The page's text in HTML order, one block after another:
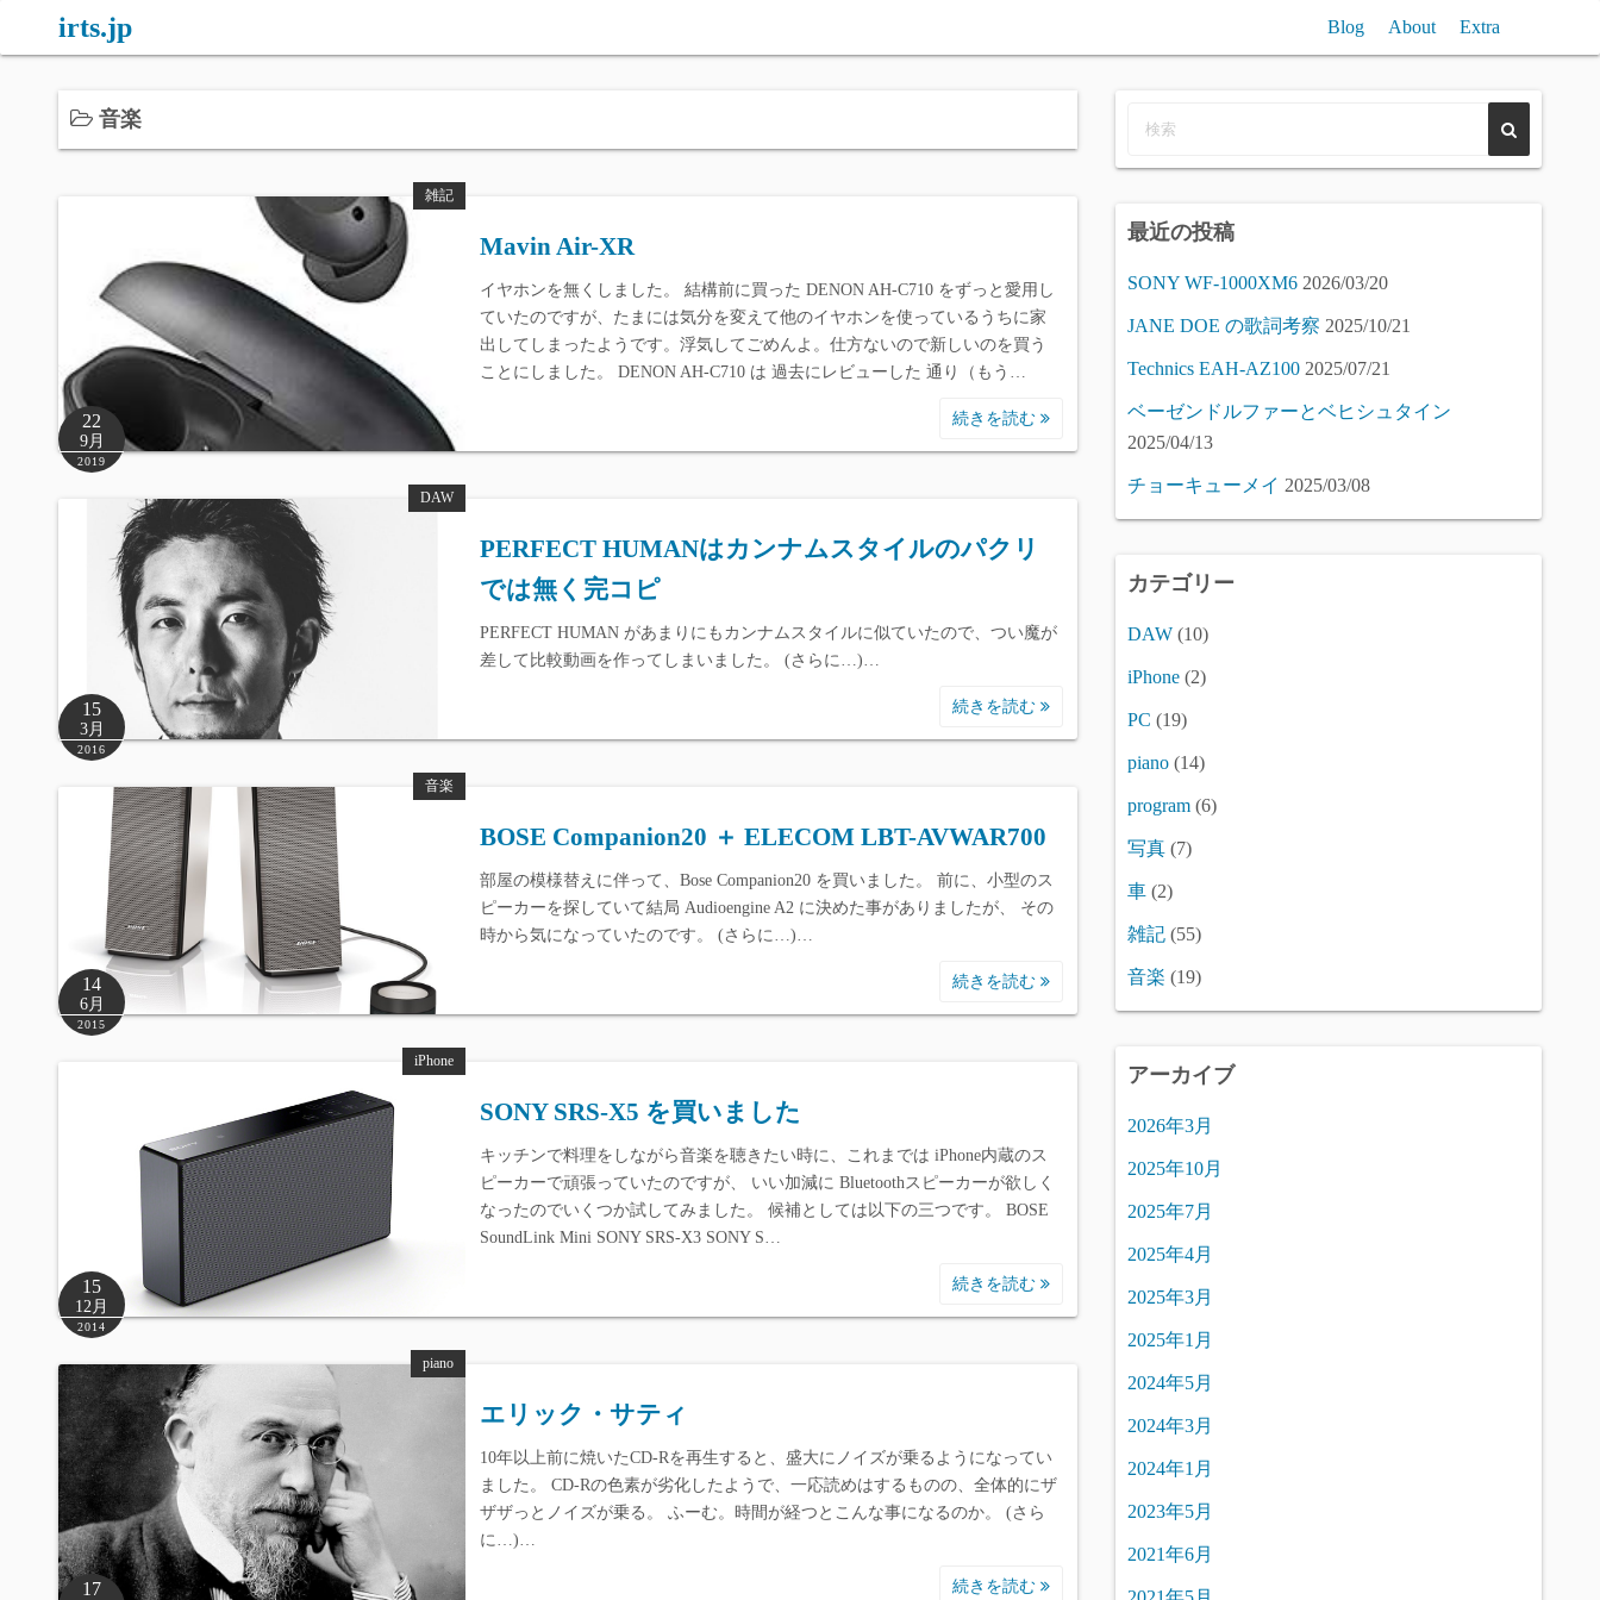
irts.jp Blog About Extra
各種ピアノ聞き比べ / Piano (free) Samples Compare
音楽
雑記
22
9月
2019
Mavin Air-XR
イヤホンを無くしました。 結構前に買った DENON AH-C710 をずっと愛用し
ていたのですが、たまには気分を変えて他のイヤホンを使っているうちに家
出してしまったようです。浮気してごめんよ。仕方ないので新しいのを買う
ことにしました。 DENON AH-C710 は 過去にレビューした 通り（もう…
続きを読む
DAW
15
3月
2016
PERFECT HUMANはカンナムスタイルのパクリ
では無く完コピ
PERFECT HUMAN があまりにもカンナムスタイルに似ていたので、つい魔が
差して比較動画を作ってしまいました。 (さらに…)…
続きを読む
音楽
14
6月
2015
BOSE Companion20 ＋ ELECOM LBT-AVWAR700
部屋の模様替えに伴って、Bose Companion20 を買いました。 前に、小型のス
ピーカーを探していて結局 Audioengine A2 に決めた事がありましたが、 その
時から気になっていたのです。 (さらに…)…
続きを読む
iPhone
15
12月
2014
SONY SRS-X5 を買いました
キッチンで料理をしながら音楽を聴きたい時に、これまでは iPhone内蔵のス
ピーカーで頑張っていたのですが、 いい加減に Bluetoothスピーカーが欲しく
なったのでいくつか試してみました。 候補としては以下の三つです。 BOSE
SoundLink Mini SONY SRS-X3 SONY S…
続きを読む
piano
17
エリック・サティ
10年以上前に焼いたCD-Rを再生すると、盛大にノイズが乗るようになってい
ました。 CD-Rの色素が劣化したようで、一応読めはするものの、全体的にザ
ザザっとノイズが乗る。 ふーむ。時間が経つとこんな事になるのか。 (さら
に…)…
続きを読む
最近の投稿
SONY WF-1000XM6 2026/03/20
JANE DOE の歌詞考察 2025/10/21
Technics EAH-AZ100 2025/07/21
ベーゼンドルファーとベヒシュタイン
2025/04/13
チョーキューメイ 2025/03/08
カテゴリー
DAW (10)
iPhone (2)
PC (19)
piano (14)
program (6)
写真 (7)
車 (2)
雑記 (55)
音楽 (19)
アーカイブ
2026年3月
2025年10月
2025年7月
2025年4月
2025年3月
2025年1月
2024年5月
2024年3月
2024年1月
2023年5月
2021年6月